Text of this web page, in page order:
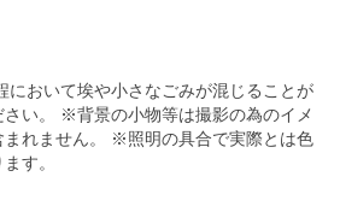
おいて埃や小さなごみが混じることが
さい。 ※背景の小物等は撮影の為のイメ
まれません。 ※照明の具合で実際とは色
す。